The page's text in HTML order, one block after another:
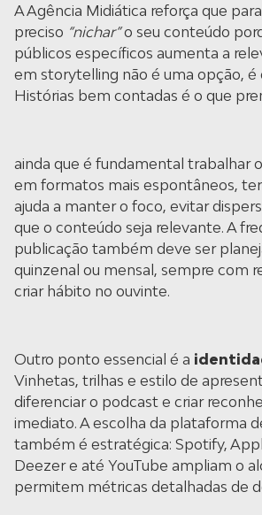
A Agência Midiática reforça que
preciso “nichar”o seu conteúdo
públicos específicos aumenta a
em storytelling não é uma opção, é
Histórias bem contadas é o que
ainda que é fundamental trabalhar o
em formatos mais espontâneos,
ajuda a manter o foco, evitar
que o conteúdo seja relevante. A
publicação também deve ser
quinzenal ou mensal, sempre com
criar hábito no ouvinte.
Outro ponto essencial é a
Vinhetas, trilhas e estilo de
diferenciar o podcast e criar
imediato. A escolha da plataforma
também é estratégica: Spotify,
Deezer e até YouTube ampliam o
permitem métricas detalhadas de